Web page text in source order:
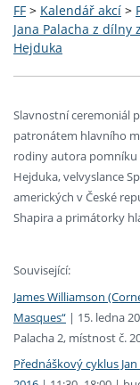
FF > Kalendář akcí >
Jana Palacha z
Hejduka
Slavnostní ceremoniál
patronátem hlavního
rodiny autora pomníku
Hejduka, velvyslance
amerických v České
Shapira a primátorky
Související:
James Williamson
Masques“ | 15. ledna
Palacha 2, místnost č.
Přednáškový cyklus